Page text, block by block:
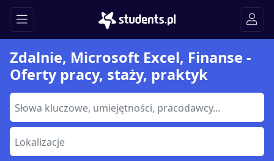
Zdalnie, Microsoft Excel, Finanse -
Oferty pracy, staży, praktyk